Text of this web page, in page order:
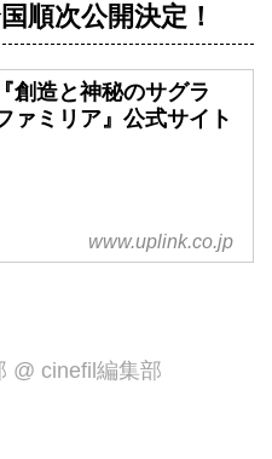
順次公開決定！
創造と神秘のサグラ
ァミリア』公式サイト
www.uplink.co.jp
@ cinefil編集部